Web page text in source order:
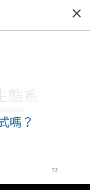
法養成課
會一點運用
課程，內容
資料專案起
析心法。
close